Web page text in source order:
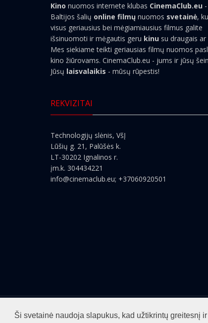
Ši svetainė naudoja slapukus, kad užtikrintų greitesnį
Kino nuomos internete klubas CinemaClub.eu -
Baltijos šalių online filmų nuomos svetainė,
visus geriausius bei mėgiamiausius filmus galite
išsinuomoti ir mėgautis geru kinu su draugais ar
Mes siekiame teikti geriausias filmų nuomos
kino žiūrovams. CinemaClub.eu - jums ir jūsų
Jūsų laisvalaikis - mūsų rūpestis!
REKVIZITAI
Technologijų slėnis, VšĮ
Lūšių g. 21, Palūšės k.
LT-30202 Ignalinos r.
įm.k. 304434221
info@cinemaclub.eu; +37060920501
Visos teisės saugomos ©2026cinemaclub.lt